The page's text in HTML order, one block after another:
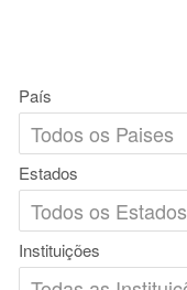
País
Estados
Instituições